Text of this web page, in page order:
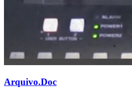
Arquivo.Doc